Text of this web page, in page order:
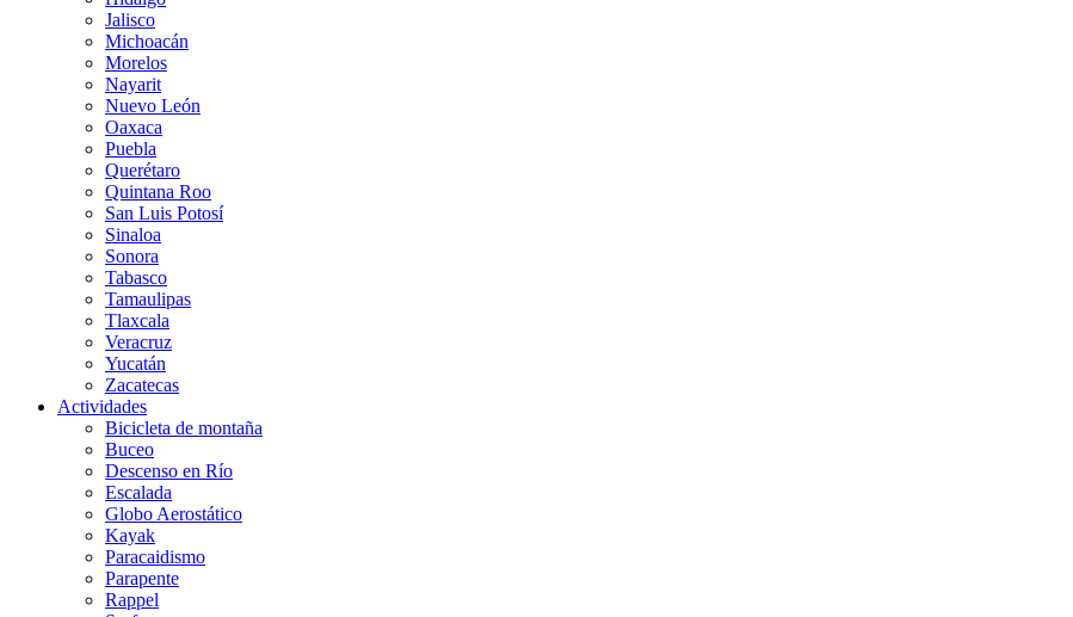
Jalisco
Michoacán
Morelos
Nayarit
Nuevo León
Oaxaca
Puebla
Querétaro
Quintana Roo
San Luis Potosí
Sinaloa
Sonora
Tabasco
Tamaulipas
Tlaxcala
Veracruz
Yucatán
Zacatecas
Actividades
Bicicleta de montaña
Buceo
Descenso en Río
Escalada
Globo Aerostático
Kayak
Paracaidismo
Parapente
Rappel